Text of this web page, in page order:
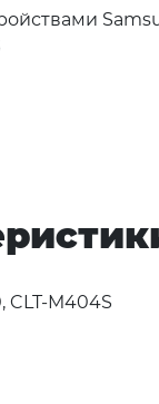
CLT-M404S